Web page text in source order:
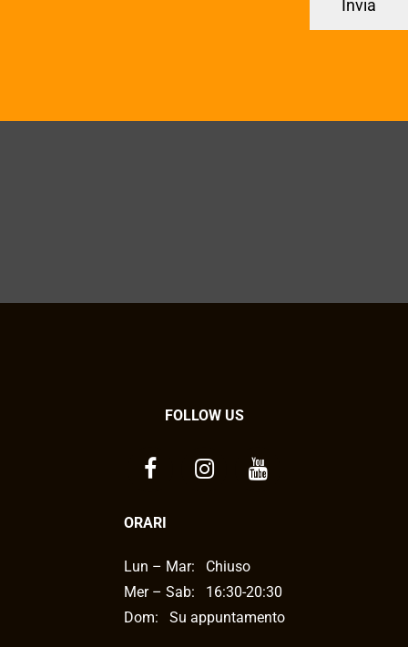
FOLLOW US
ORARI
Lun – Mar:
Chiuso
Mer – Sab:
16:30-20:30
Dom: Su appuntamento